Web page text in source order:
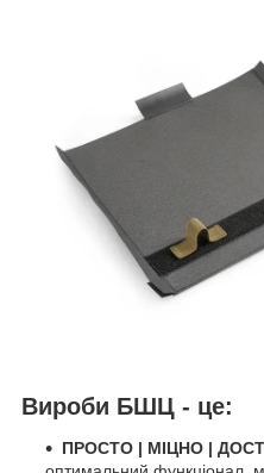
Вироби БШЦ - це:
ПРОСТО | МІЦНО |